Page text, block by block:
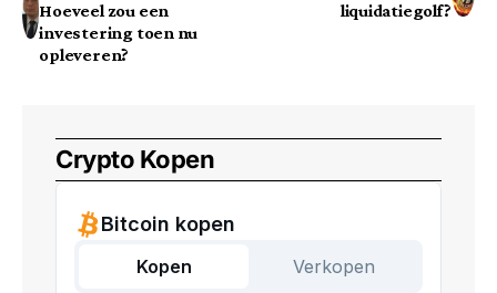
Hoeveel zou een
investering toen nu
opleveren?
liquidatiegolf?
Crypto Kopen